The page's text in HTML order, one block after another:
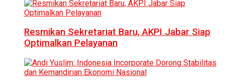
Resmikan Sekretariat Baru, AKPI Jabar Siap
Optimalkan Pelayanan